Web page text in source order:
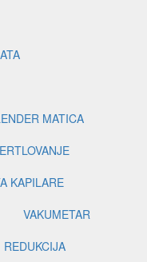
MATICA
KAPILARE
VAKUMETAR
REDUKCIJA